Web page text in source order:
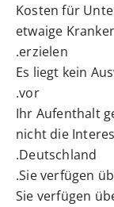
Kosten für
etwaige
erzielen.
Es liegt kein
vor.
Ihr Aufenthalt
nicht die
Deutschland.
Sie verfügen
Sie verfügen